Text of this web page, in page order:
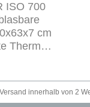
ISO 700
cm
Thermo-
Versand innerhalb von 2